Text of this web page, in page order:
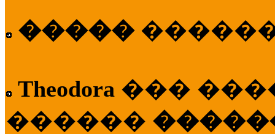
�����
Theodora ���
������